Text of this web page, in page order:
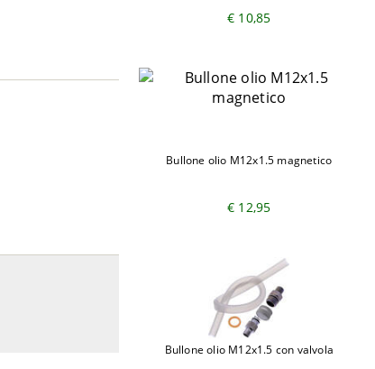
€ 10,85
Bullone olio M12x1.5 magnetico
€ 12,95
Bullone olio M12x1.5 con valvola